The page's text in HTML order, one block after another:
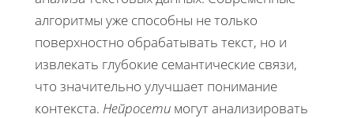
алгоритмы уже способны не только
поверхностно обрабатывать текст, но и
извлекать глубокие семантические связи,
что значительно улучшает понимание
контекста. Нейросети могут анализировать